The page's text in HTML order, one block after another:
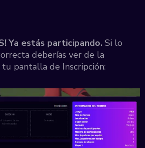
Ya estás participando. Si lo
deberías ver de la
pantalla de Inscripción: